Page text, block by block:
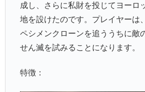
成し、さらに私財を投じてヨーロ
地を設けたのです。プレイヤーは
ペシメンクローンを追ううちに敵
せん滅を試みることになります。
特徴：